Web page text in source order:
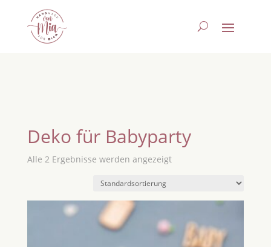
Deko für Babyparty
Alle 2 Ergebnisse werden angezeigt